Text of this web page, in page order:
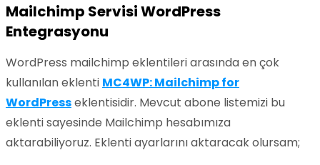
Mailchimp Servisi WordPress
Entegrasyonu
WordPress mailchimp eklentileri arasında en çok
kullanılan eklenti MC4WP: Mailchimp for
WordPresseklentisidir. Mevcut abone listemizi bu
eklenti sayesinde Mailchimp hesabımıza
aktarabiliyoruz. Eklenti ayarlarını aktaracak olursam;